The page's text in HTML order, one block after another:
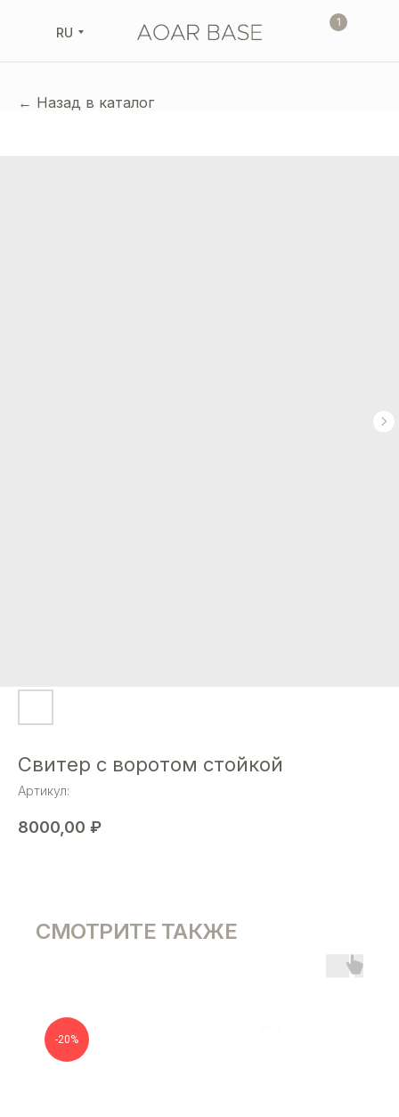
1
RU
← Назад в каталог
Свитер с воротом стойкой
Артикул:
8000,00 ₽
СМОТРИТЕ ТАКЖЕ
-20%